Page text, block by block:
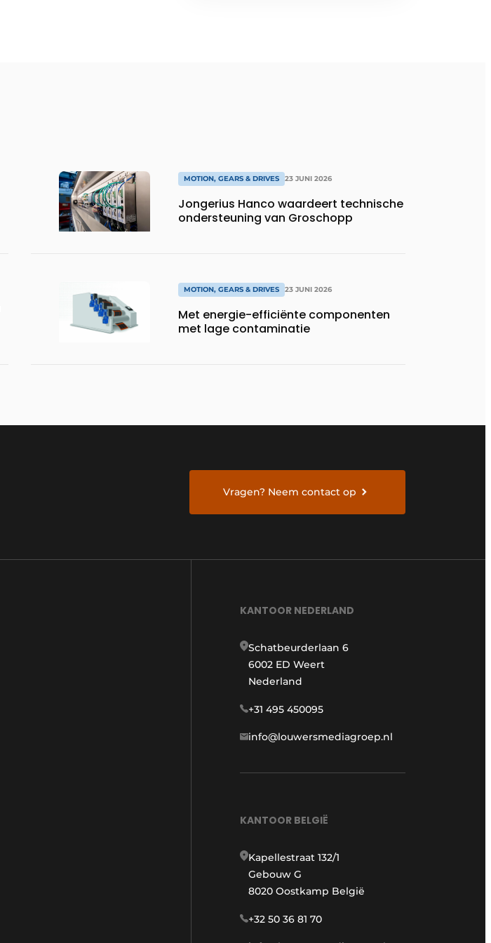
MOTION, GEARS & DRIVES 23 JUNI 2026
Jongerius Hanco waardeert technische
ondersteuning van Groschopp
MOTION, GEARS & DRIVES 23 JUNI 2026
Met energie-efficiënte componenten
met lage contaminatie
Vragen? Neem contact op
KANTOOR NEDERLAND
Schatbeurderlaan 6
6002 ED Weert
Nederland
+31 495 450095
info@louwersmediagroep.nl
KANTOOR BELGIË
Kapellestraat 132/1
Gebouw G
8020 Oostkamp België
+32 50 36 81 70